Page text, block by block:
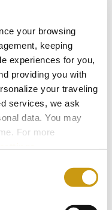
your browsing
keeping
experiences for you,
providing you with
your traveling
services, we ask
data. You may
For more